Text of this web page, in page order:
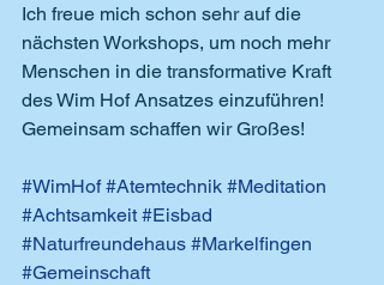
Ich freue mich schon sehr auf die
nächsten Workshops, um noch mehr
Menschen in die transformative Kraft
des Wim Hof Ansatzes einzuführen!
Gemeinsam schaffen wir Großes!
#WimHof #Atemtechnik #Meditation
#Achtsamkeit #Eisbad
#Naturfreundehaus #Markelfingen
#Gemeinschaft